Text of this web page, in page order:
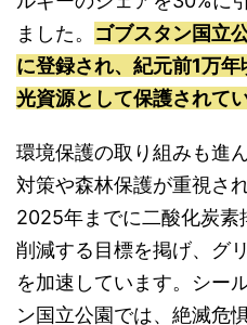
ました。 ゴブスタン国立
に登録され、紀元前1万
光資源として保護されてい
環境保護の取り組みも進
対策や森林保護が重視さ
2025年までに二酸化炭素
削減する目標を掲げ、グ
を加速しています。シー
ン国立公園では、絶滅危